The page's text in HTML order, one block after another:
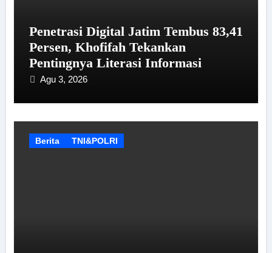
Penetrasi Digital Jatim Tembus 83,41
Persen, Khofifah Tekankan
Pentingnya Literasi Informasi
Agu 3, 2026
Berita TNI&POLRI